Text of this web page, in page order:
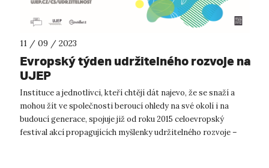
11 / 09 / 2023
Evropský týden udržitelného rozvoje na
UJEP
Instituce a jednotlivci, kteří chtějí dát najevo, že se snaží a
mohou žít ve společnosti beroucí ohledy na své okolí i na
budoucí generace, spojuje již od roku 2015 celoevropský
festival akcí propagujících myšlenky udržitelného rozvoje –